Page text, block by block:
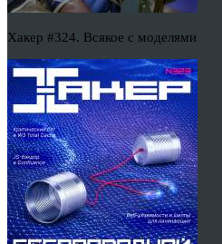
Хакер #324. Всякое с моделями